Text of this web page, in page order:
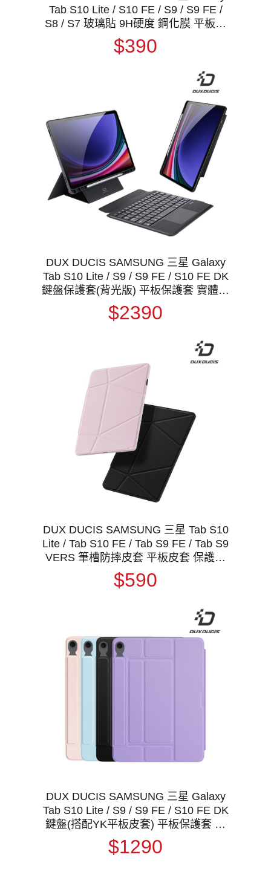
Tab S10 Lite / S10 FE / S9 / S9 FE /
S8 / S7 玻璃貼 9H硬度 鋼化膜 平板保
護貼 螢幕保護貼
$390
DUX DUCIS SAMSUNG 三星 Galaxy
Tab S10 Lite / S9 / S9 FE / S10 FE DK
鍵盤保護套(背光版) 平板保護套 實體鍵
盤套 磁吸保護套 注音 倉頡
$2390
DUX DUCIS SAMSUNG 三星 Tab S10
Lite / Tab S10 FE / Tab S9 FE / Tab S9
VERS 筆槽防摔皮套 平板皮套 保護殼
多角度折疊
$590
DUX DUCIS SAMSUNG 三星 Galaxy
Tab S10 Lite / S9 / S9 FE / S10 FE DK
鍵盤(搭配YK平板皮套) 平板保護套 實
體鍵盤套 磁吸保護套 注音
$1290